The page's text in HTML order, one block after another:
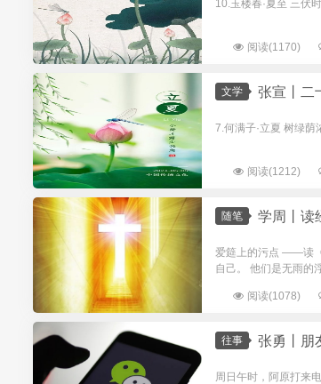
10.玉楼春·夏至 三伏
阅读(1170)
文学 张宣丨二
7.何满子·立夏 树绿
阅读(1212)
随笔 学周丨读
爱筵上的污点 ——读《
自己。 他们是无雨的
阅读(1078)
往事 张勇丨朋
周日午时，阿原打来